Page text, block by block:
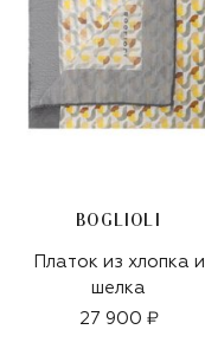
BOGLIOLI
Платок из хлопка и
шелка
27 900 ₽